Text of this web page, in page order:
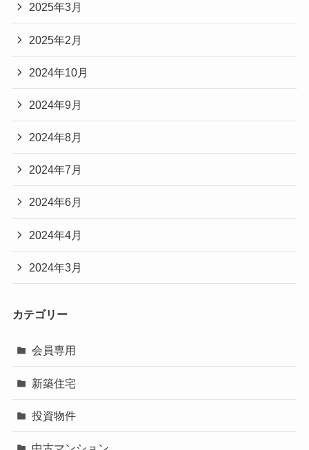
2025年3月
2025年2月
2024年10月
2024年9月
2024年8月
2024年7月
2024年6月
2024年4月
2024年3月
カテゴリー
会員専用
新築住宅
投資物件